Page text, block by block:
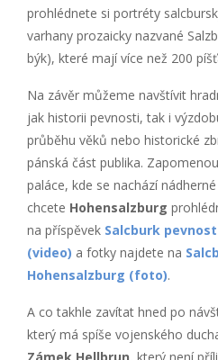
prohlédnete si portréty
varhany prozaicky nazvané
býk), které mají více než 200
Na závěr můžeme navštívit
jak historii pevnosti, tak i
průběhu věků nebo historické
pánská část publika.
paláce, kde se nachází
chcete Hohensalzburg
na příspěvek Salcburk
(video) a fotky najdete na
Hohensalzburg (foto).
A co takhle zavítat hned po
který má spíše vojenského